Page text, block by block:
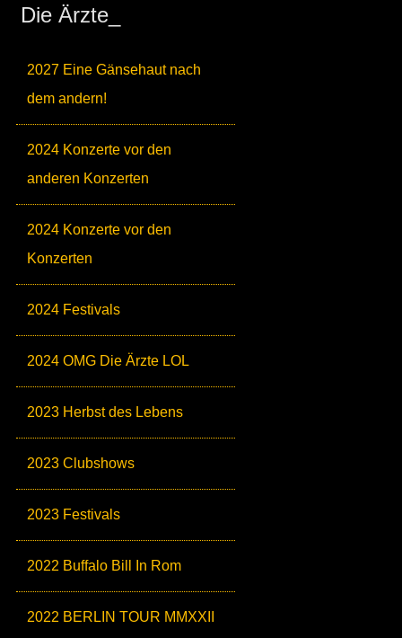
Die Ärzte_
2027 Eine Gänsehaut nach
dem andern!
2024 Konzerte vor den
anderen Konzerten
2024 Konzerte vor den
Konzerten
2024 Festivals
2024 OMG Die Ärzte LOL
2023 Herbst des Lebens
2023 Clubshows
2023 Festivals
2022 Buffalo Bill In Rom
2022 BERLIN TOUR MMXXII